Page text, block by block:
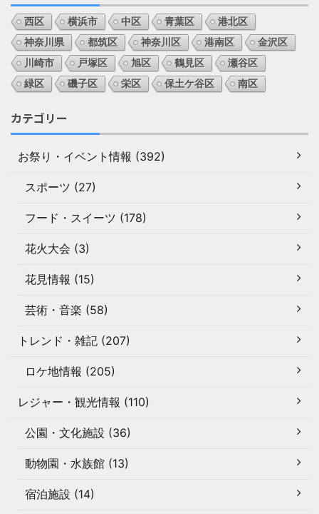
西区 横浜市 中区 青葉区
港北区
神奈川県
都筑区 神奈川区 港南区
金沢区
川崎市
戸塚区 旭区 鶴見区
瀬谷区
緑区
磯子区 栄区 保土ケ谷区 南区
カテゴリー
お祭り・イベント情報 (392)
スポーツ (27)
フード・スイーツ (178)
花火大会 (3)
花見情報 (15)
芸術・音楽 (58)
トレンド・雑記 (207)
ロケ地情報 (205)
レジャー・観光情報 (110)
公園・文化施設 (36)
動物園・水族館 (13)
宿泊施設 (14)